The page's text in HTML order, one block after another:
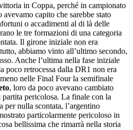
in Coppa, perché in campionato
capito che sarebbe stato
o accadimenti al di là delle
le tre formazioni di una categoria
Il girone iniziale non era
abbiamo vinto all’ultimo secondo,
Anche l’ultima nella fase iniziale
poco retrocessa dalla DR1 non era
nelle Final Four la semifinale
, loro da poco avevano cambiato
partita pericolosa. La finale con la
per nulla scontata, l’argentino
particolarmente pericoloso in
bellissima che rimarrà nella storia